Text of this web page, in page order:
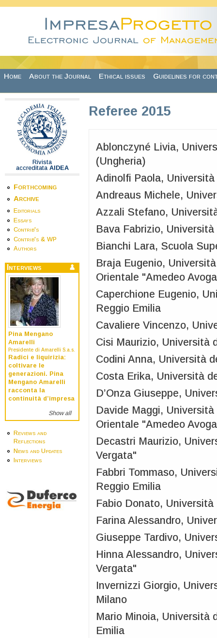
Home About the Journal Ethical issues Guidelines for
Rivista
accreditata AIDEA
Forthcoming
Archive
Editorials
Essays
Contrib's
Contrib's & WP
Authors
Interviews
Pina Mengano
Amarelli
Presidente di Amarelli S.a.s.
Radici e liquirizia:
coltivare le
generazioni. Pina
Mengano Amarelli
racconta la
continuità d’impresa
Show all
Reviews and
Reflections
News and Updates
Interviews
Referee 2015
Ablonczyné Livia,
(Ungheria)
Adinolfi Paola,
Andreaus Michele,
Azzali Stefano,
Bava Fabrizio,
Bianchi Lara, Scuola
Braja Eugenio,
Orientale "Amedeo
Caperchione Eugenio,
Reggio Emilia
Cavaliere Vincenzo,
Cisi Maurizio, Università
Codini Anna, Università
Costa Erika, Università
D’Onza Giuseppe,
Davide Maggi,
Orientale "Amedeo
Decastri Maurizio,
Vergata"
Fabbri Tommaso,
Reggio Emilia
Fabio Donato,
Farina Alessandro,
Giuseppe Tardivo,
Hinna Alessandro,
Vergata"
Invernizzi Giorgio,
Milano
Mario Minoia, Università
Emilia